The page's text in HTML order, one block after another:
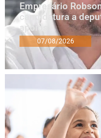
Empresário
candidatura a
apoios
07/08/2026